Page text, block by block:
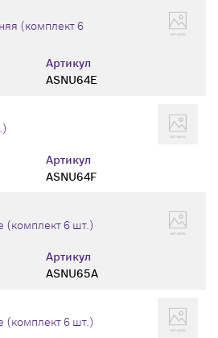
Артикул
ASNU64E
(комплект 6
Артикул
ASNU64F
Артикул
ASNU65A
(комплект 6 шт.)
(комплект 6 шт.)